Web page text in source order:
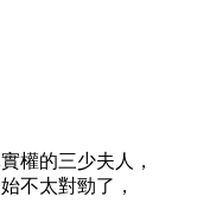
權的三少夫人，
不太對勁了，